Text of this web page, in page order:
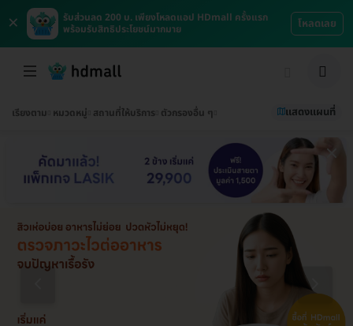
×
รับส่วนลด 200 บ. เพียงโหลดแอป HDmall ครั้งแรก
พร้อมรับสิทธิประโยชน์มากมาย
โหลดเลย
เรียงตาม หมวดหมู่ สถานที่ให้บริการ ตัวกรองอื่น ๆ แสดงแผนที่